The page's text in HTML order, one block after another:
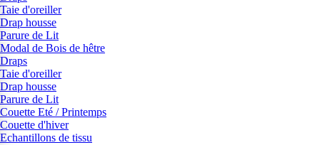
Taie d'oreiller
Drap housse
Parure de Lit
Modal de Bois de hêtre
Draps
Taie d'oreiller
Drap housse
Parure de Lit
Couette Eté / Printemps
Couette d'hiver
Echantillons de tissu